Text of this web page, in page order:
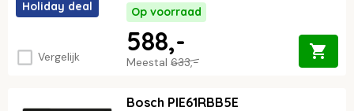
Holiday deal
Vergelijk
Op voorraad
Meestal 633,-
588,-
Bosch PIE61RBB5E